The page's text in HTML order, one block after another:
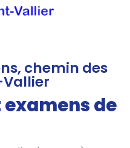
chemin des
Vallier
de